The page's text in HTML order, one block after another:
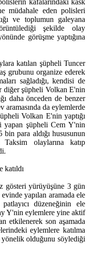
kafalarındaki kask
müdahale eden polisleri
ve toplumun galeyana
şekilde olay
görüşme yaptığına
katılan şüpheli Tuncer
grubunu organize ederek
sağladığı, kendisi de
diğer şüpheli Volkan E'nin
daha önceden de benzer
aramasında da eylemlerde
Volkan E'nin yaptığı
yapan şüpheli Cem Y'nin
bin para aldığı hususunun
Taksim olaylarına katıp
katıldı
gösteri yürüyüşüne 3 gün
yapılan aramada ele
düzeneğinin ele
Y'nin eylemlere yine aktif
etkilenerek son aşamada
eylemlere katılma
yönelik olduğunu söylediği